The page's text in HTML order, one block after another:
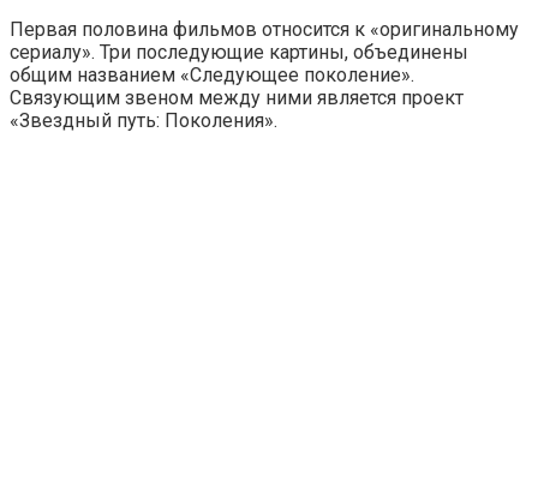
Первая половина фильмов относится к «оригинальному
сериалу». Три последующие картины, объединены
общим названием «Следующее поколение».
Связующим звеном между ними является проект
«Звездный путь: Поколения».